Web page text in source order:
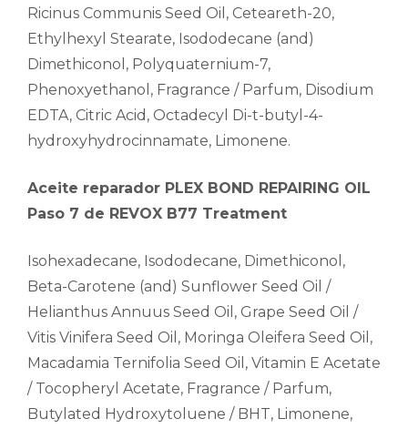
Ricinus Communis Seed Oil, Ceteareth-20,
Ethylhexyl Stearate, Isododecane (and)
Dimethiconol, Polyquaternium-7,
Phenoxyethanol, Fragrance / Parfum, Disodium
EDTA, Citric Acid, Octadecyl Di-t-butyl-4-
hydroxyhydrocinnamate, Limonene.
Aceite reparador PLEX BOND REPAIRING OIL
Paso 7 de REVOX B77 Treatment
Isohexadecane, Isododecane, Dimethiconol,
Beta-Carotene (and) Sunflower Seed Oil /
Helianthus Annuus Seed Oil, Grape Seed Oil /
Vitis Vinifera Seed Oil, Moringa Oleifera Seed Oil,
Macadamia Ternifolia Seed Oil, Vitamin E Acetate
/ Tocopheryl Acetate, Fragrance / Parfum,
Butylated Hydroxytoluene / BHT, Limonene,